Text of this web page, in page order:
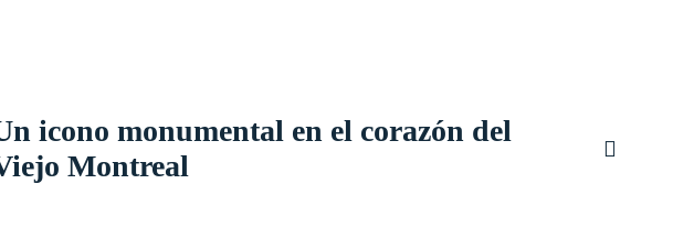
icono monumental en el corazón del
Montreal